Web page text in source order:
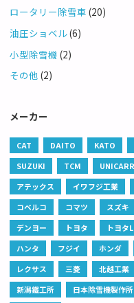
ロータリー除雪車 (20)
油圧ショベル(6)
小型除雪機 (2)
その他 (2)
メーカー
CAT DAITO KATO
SUZUKI
TCM
アテックス
イワフジ工業
コベルコ
コマツ スズキ
デンヨー
トヨタ トヨタ
ハンタ
フジイ ホンダ
レクサス
三菱 北越工業
新潟鐵工所
日本除雪機製作所